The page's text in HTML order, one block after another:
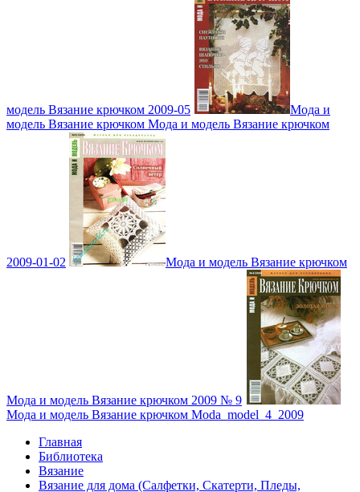
модель Вязание крючком 2009-05
Мода и
модель Вязание крючком Мода и модель Вязание крючком
2009-01-02 Мода и модель Вязание крючком
Мода и модель Вязание крючком 2009 № 9
Мода и модель Вязание крючком Moda_model_4_2009
Главная
Библиотека
Вязание
Вязание для дома (Салфетки, Скатерти, Пледы,